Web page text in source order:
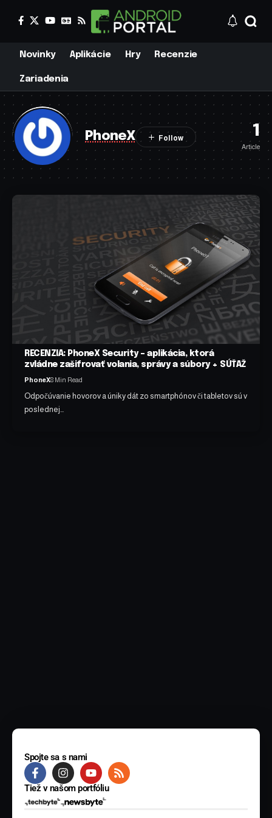
Novinky Aplikácie Hry Recenzie
Zariadenia
PhoneX 1
Article
RECENZIA: PhoneX Security – aplikácia, ktorá
zvládne zašifrovať volania, správy a súbory + SÚŤAŽ
PhoneX8 Min Read
Odpočúvanie hovorov a úniky dát zo smartphónov či tabletov sú v
poslednej…
Spojte sa s nami
Tiež v našom portfóliu